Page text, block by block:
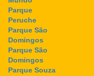
Parque
Peruche
Parque São
Domingos
Parque São
Domingos
Parque Souza